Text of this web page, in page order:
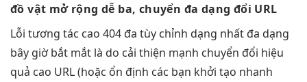
đồ vật mở rộng dễ ba, chuyển đa dạng đổi URL
Lỗi tương tác cao 404 đa tùy chỉnh dạng nhất đa dạng
bây giờbắt mắt là do cải thiện mạnh chuyển đổi hiệu
quả cao URL (hoặc ổn định các bạn khởi tạo nhanh